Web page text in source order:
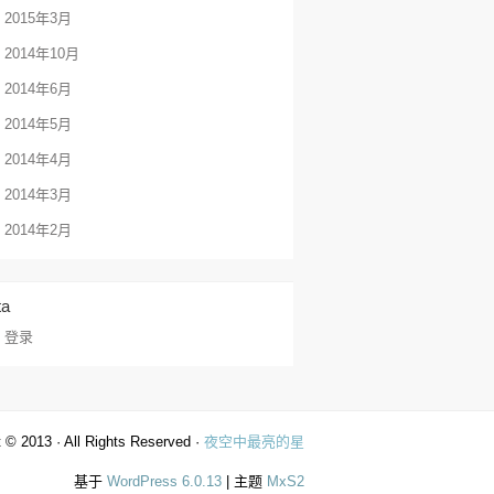
2015年3月
2014年10月
2014年6月
2014年5月
2014年4月
2014年3月
2014年2月
登录
© 2013 · All Rights Reserved · 夜空中最亮的星
基于 WordPress 6.0.13 | 主题 MxS2